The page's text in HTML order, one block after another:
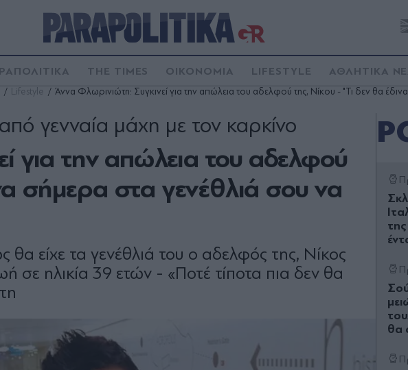
THE TIMES ΟΙΚΟΝΟΜΙΑ LIFESTYLE ΑΘΛΗΤΙΚΑ
Lifestyle Άννα Φλωρινιώτη: Συγκινεί για την απώλεια του αδελφού της, Νίκου - "Τι δεν θα
για την απώλεια του αδελφού
σήμερα στα γενέθλιά σου να
γενναία μάχη με τον καρκίνο
θα είχε τα γενέθλιά του ο αδελφός της, Νίκος
σε ηλικία 39 ετών - «Ποτέ τίποτα πια δεν θα
θα